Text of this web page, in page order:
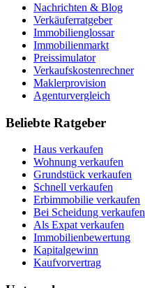
Nachrichten & Blog
Verkäuferratgeber
Immobilienglossar
Immobilienmarkt
Preissimulator
Verkaufskostenrechner
Maklerprovision
Agenturvergleich
Beliebte Ratgeber
Haus verkaufen
Wohnung verkaufen
Grundstück verkaufen
Schnell verkaufen
Erbimmobilie verkaufen
Bei Scheidung verkaufen
Als Expat verkaufen
Immobilienbewertung
Kapitalgewinn
Kaufvorvertrag